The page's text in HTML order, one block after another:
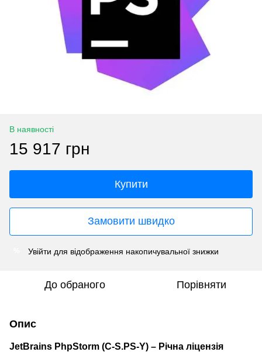
В наявності
15 917 грн
Купити
Замовити швидко
Увійти для відображення накопичувальної знижки
До обраного Порівняти
Опис
JetBrains PhpStorm (C-S.PS-Y) – Річна ліцензія